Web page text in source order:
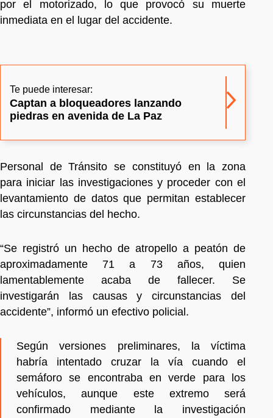
por el motorizado, lo que provocó su muerte
inmediata en el lugar del accidente.
Te puede interesar:
Captan a bloqueadores lanzando
piedras en avenida de La Paz
Personal de Tránsito se constituyó en la zona
para iniciar las investigaciones y proceder con el
levantamiento de datos que permitan establecer
las circunstancias del hecho.
“Se registró un hecho de atropello a peatón de
aproximadamente 71 a 73 años, quien
lamentablemente acaba de fallecer. Se
investigarán las causas y circunstancias del
accidente”, informó un efectivo policial.
Según versiones preliminares, la víctima
habría intentado cruzar la vía cuando el
semáforo se encontraba en verde para los
vehículos, aunque este extremo será
confirmado mediante la investigación